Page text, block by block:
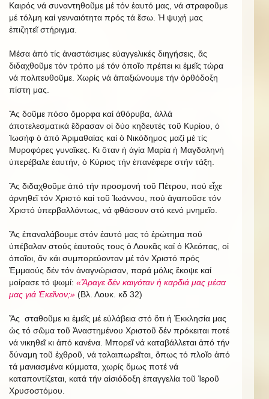
Καιρός νά συναντηθοῦμε μέ τόν ἑαυτό μας, νά στραφοῦμε
μέ τόλμη καί γενναιότητα πρός τά ἔσω. Ἡ ψυχή μας
ἐπιζητεῖ στήριγμα.
Μέσα ἀπό τίς ἀναστάσιμες εὐαγγελικές διηγήσεις, ἄς
διδαχθοῦμε τόν τρόπο μέ τόν ὁποῖο πρέπει κι ἐμεῖς τώρα
νά πολιτευθοῦμε. Χωρίς νά ἀπαξιώνουμε τήν ὀρθόδοξη
πίστη μας.
Ἄς δοῦμε πόσο ὄμορφα καί ἀθόρυβα, ἀλλά
ἀποτελεσματικά ἔδρασαν οἱ δύο κηδευτές τοῦ Κυρίου, ὁ
Ἰωσήφ ὁ ἀπό Ἀριμαθαίας καί ὁ Νικόδημος μαζί μέ τίς
Μυροφόρες γυναῖκες. Κι ὅταν ἡ ἁγία Μαρία ἡ Μαγδαληνή
ὑπερέβαλε ἑαυτήν, ὁ Κύριος τήν ἐπανέφερε στήν τάξη.
Ἄς διδαχθοῦμε ἀπό τήν προσμονή τοῦ Πέτρου, πού εἶχε
ἀρνηθεῖ τόν Χριστό καί τοῦ Ἰωάννου, πού ἀγαποῦσε τόν
Χριστό ὑπερβαλλόντως, νά φθάσουν στό κενό μνημεῖο.
Ἄς ἐπαναλάβουμε στόν ἑαυτό μας τό ἐρώτημα πού
ὑπέβαλαν στούς ἑαυτούς τους ὁ Λουκᾶς καί ὁ Κλεόπας, οἱ
ὁποῖοι, ἄν κάι συμπορεύονταν μέ τόν Χριστό πρός
Ἐμμαούς δέν τόν ἀναγνώρισαν, παρά μόλις ἔκοψε καί
μοίρασε τό ψωμί: «Ἄραγε δέν καιγόταν ἡ καρδιά μας μέσα
μας γιά Ἐκεῖνον;» (Βλ. Λουκ. κδ 32)
Ἄς σταθοῦμε κι ἐμεῖς μέ εὐλάβεια στό ὅτι ἡ Ἐκκλησία μας
ὡς τό σῶμα τοῦ Ἀναστημένου Χριστοῦ δέν πρόκειται ποτέ
νά νικηθεῖ κι ἀπό κανένα. Μπορεῖ νά καταβάλλεται ἀπό τήν
δύναμη τοῦ ἐχθροῦ, νά ταλαιπωρεῖται, ὅπως τό πλοῖο ἀπό
τά μανιασμένα κύμματα, χωρίς ὅμως ποτέ νά
καταποντίζεται, κατά τήν αἰσιόδοξη ἐπαγγελία τοῦ Ἱεροῦ
Χρυσοστόμου.